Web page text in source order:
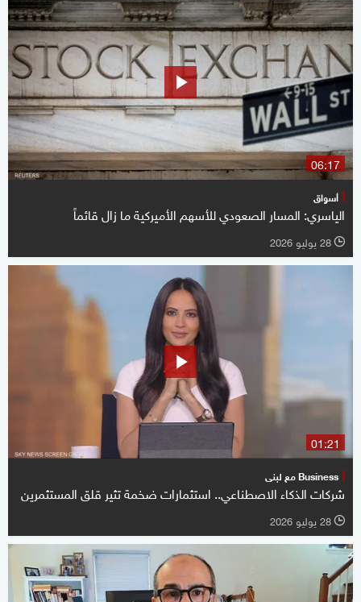
06:17
أسواق
الياسري: المسار الصعودي للأسهم الأميركية ما زال قائماً
l 28 يوليو 2026
01:21
Business مع لبنى
شركات الذكاء الاصطناعي.. استثمارات ضخمة تثير قلق المستثمرين
l 28 يوليو 2026